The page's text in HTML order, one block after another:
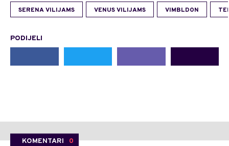
SERENA VILIJAMS VENUS VILIJAMS VIMBLDON
PODIJELI
KOMENTARI 0